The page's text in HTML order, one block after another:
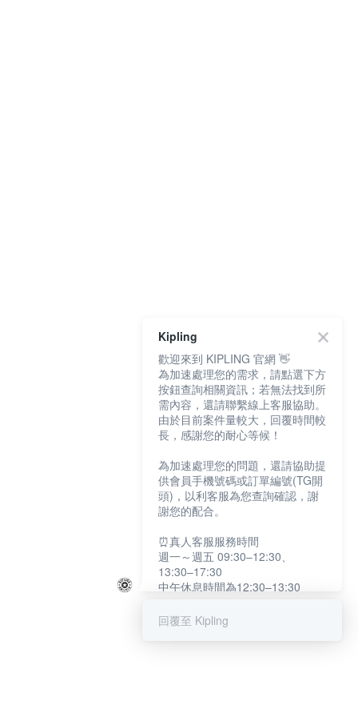
Kipling
歡迎來到 KIPLING 官網 👋
為加速處理您的需求，請點選下方
按鈕查詢相關資訊；若無法找到所
需內容，還請聯繫線上客服協助。
由於目前案件量較大，回覆時間較
長，感謝您的耐心等候！
為加速處理您的問題，還請協助提
供會員手機號碼或訂單編號(TG開
頭)，以利客服為您查詢確認，謝
謝您的配合。
⏰真人客服服務時間
週一～週五 09:30–12:30、
13:30–17:30
中午休息時間為12:30–13:30
提醒您：系統會自動已讀訊息，如
回覆至 Kipling